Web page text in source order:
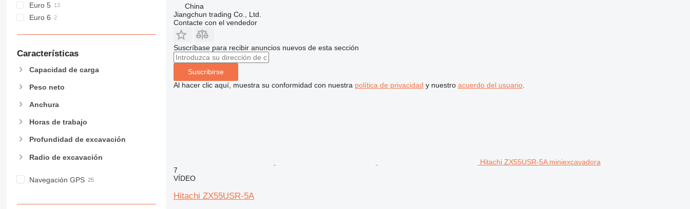
Euro 5
Euro 6
Características
Capacidad de carga
Peso neto
Anchura
Horas de trabajo
Profundidad de excavación
Radio de excavación
Navegación GPS
China
Jiangchun trading Co., Ltd.
Contacte con el vendedor
Suscríbase para recibir anuncios nuevos de esta sección
Suscribirse
Al hacer clic aquí, muestra su conformidad con nuestra política de privacidad y nuestro acuerdo del usuario.
Hitachi ZX55USR-5A miniexcavadora
7
VÍDEO
Hitachi ZX55USR-5A